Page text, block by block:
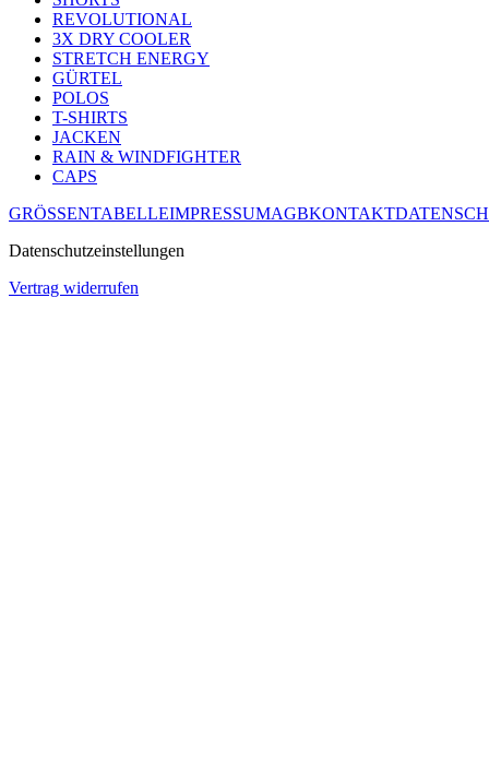
REVOLUTIONAL
3X DRY COOLER
STRETCH ENERGY
GÜRTEL
POLOS
T-SHIRTS
JACKEN
RAIN & WINDFIGHTER
CAPS
GRÖSSENTABELLEIMPRESSUMAGBKONTAKT
Datenschutzeinstellungen
Vertrag widerrufen